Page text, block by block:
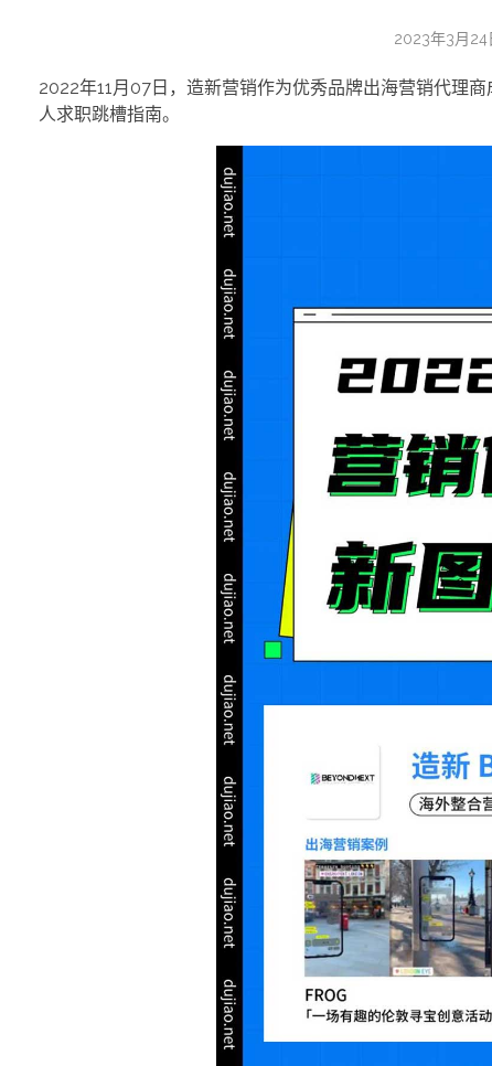
2023年3月24
2022年11月07日，造新营销作为优秀品牌出海营销代理
人求职跳槽指南。